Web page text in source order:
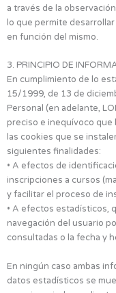
a través de la
lo que permite
en función del mismo.
3. PRINCIPIO DE
En cumplimiento de lo
15/1999, de 13 de
Personal (en adelante,
preciso e inequívoco que
las cookies que se
siguientes finalidades:
• A efectos de
inscripciones a cursos
y facilitar el proceso de
• A efectos estadísticos,
navegación del usuario
consultadas o la fecha y
En ningún caso ambas
datos estadísticos se